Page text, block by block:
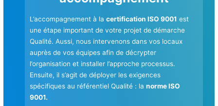
L’accompagnement à lacertification ISO 9001 est
une étape important de votre projet de démarche
Qualité. Aussi, nous intervenons dans vos locaux
auprès de vos équipes afin de décrypter
l’organisation et installer l’approche processus.
Ensuite, il s’agit de déployer les exigences
spécifiques au référentiel Qualité : lanorme ISO
9001.